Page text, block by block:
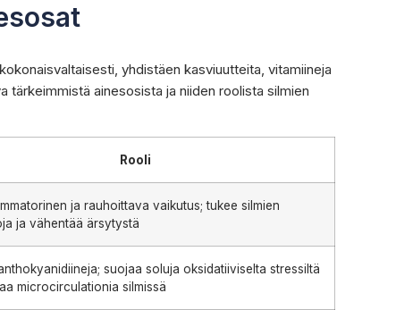
yhdistäen kasviuutteita, vitamiineja
tärkeimmistä ainesosista ja niiden roolista silmien
Rooli
ja rauhoittava vaikutus; tukee silmien
ja vähentää ärsytystä
suojaa soluja oksidatiiviselta stressiltä
microcirculationia silmissä